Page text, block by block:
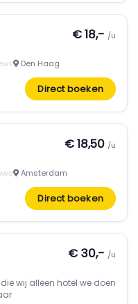
€ 18,- /u
Den Haag
Direct boeken
€ 18,50 /u
Amsterdam
Direct boeken
€ 30,- /u
die wij alleen hotel we doen